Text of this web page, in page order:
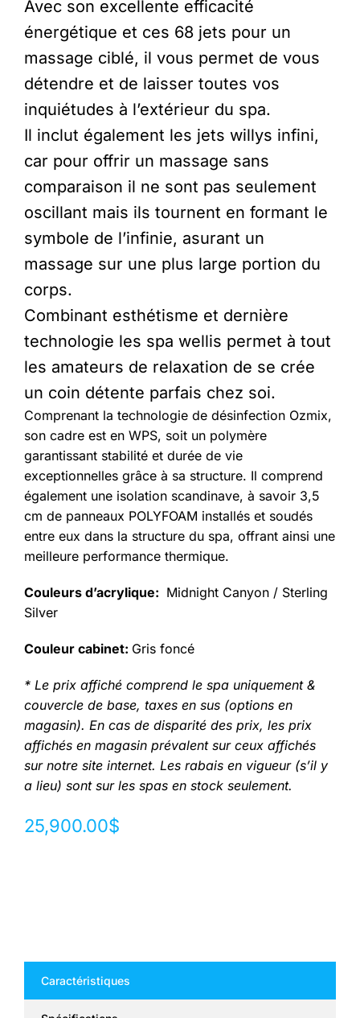
Avec son excellente efficacité
énergétique et ces 68 jets pour un
massage ciblé, il vous permet de vous
détendre et de laisser toutes vos
inquiétudes à l’extérieur du spa.
Il inclut également les jets willys infini,
car pour offrir un massage sans
comparaison il ne sont pas seulement
oscillant mais ils tournent en formant le
symbole de l’infinie, asurant un
massage sur une plus large portion du
corps.
Combinant esthétisme et dernière
technologie les spa wellis permet à tout
les amateurs de relaxation de se crée
un coin détente parfais chez soi.
Comprenant la technologie de désinfection Ozmix,
son cadre est en WPS, soit un polymère
garantissant stabilité et durée de vie
exceptionnelles grâce à sa structure. Il comprend
également une isolation scandinave, à savoir 3,5
cm de panneaux POLYFOAM installés et soudés
entre eux dans la structure du spa, offrant ainsi une
meilleure performance thermique.
Couleurs d’acrylique: Midnight Canyon / Sterling
Silver
Couleur cabinet: Gris foncé
* Le prix affiché comprend le spa uniquement &
couvercle de base, taxes en sus (options en
magasin). En cas de disparité des prix, les prix
affichés en magasin prévalent sur ceux affichés
sur notre site internet. Les rabais en vigueur (s’il y
a lieu) sont sur les spas en stock seulement.
25,900.00$
Caractéristiques